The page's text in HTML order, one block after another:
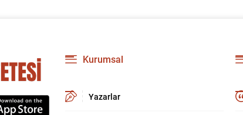
Kurumsal
Yazarlar